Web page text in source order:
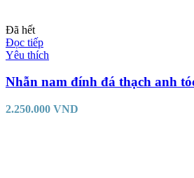
Đã hết
Đọc tiếp
Yêu thích
Nhẫn nam đính đá thạch anh
2.250.000 VND